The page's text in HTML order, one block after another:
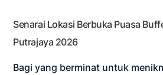
Senarai Lokasi Berbuka Puasa
Putrajaya 2026
Bagi yang berminat untuk